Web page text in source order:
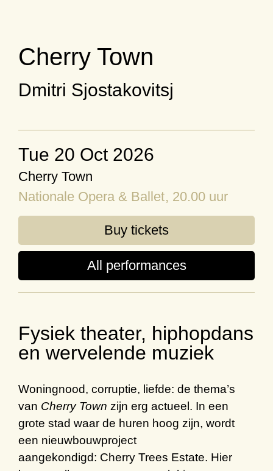
Cherry Town
Dmitri Sjostakovitsj
Tue 20 Oct 2026
Cherry Town
Nationale Opera & Ballet, 20.00 uur
Buy tickets
All performances
Fysiek theater, hiphopdans
en wervelende muziek
Woningnood, corruptie, liefde: de thema’s
van Cherry Town zijn erg actueel. In een
grote stad waar de huren hoog zijn, wordt
een nieuwbouwproject
aangekondigd: Cherry Trees Estate. Hier